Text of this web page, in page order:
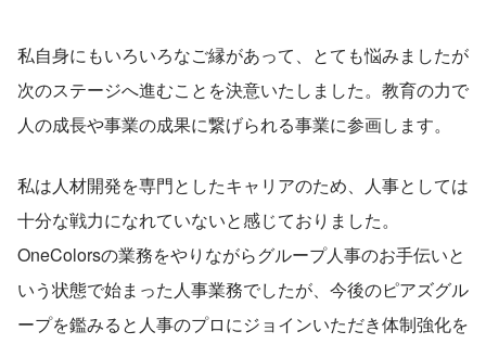
私自身にもいろいろなご縁があって、とても悩みましたが
次のステージへ進むことを決意いたしました。教育の力で
人の成長や事業の成果に繋げられる事業に参画します。
私は人材開発を専門としたキャリアのため、人事としては
十分な戦力になれていないと感じておりました。
OneColorsの業務をやりながらグループ人事のお手伝いと
いう状態で始まった人事業務でしたが、今後のピアズグル
ープを鑑みると人事のプロにジョインいただき体制強化を